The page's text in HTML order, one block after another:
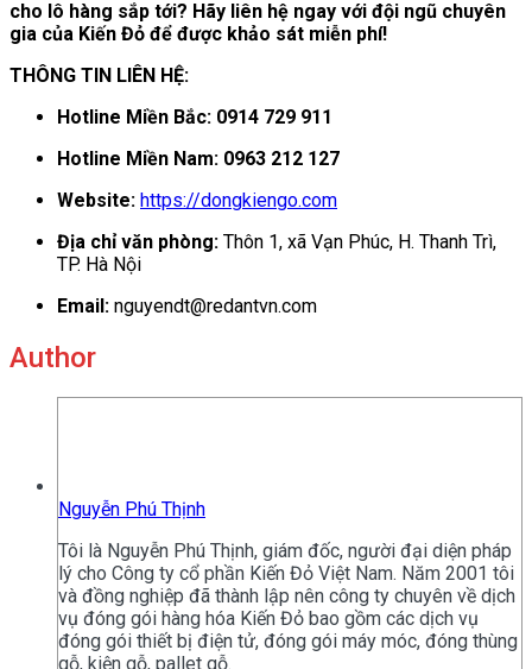
cho lô hàng sắp tới? Hãy liên hệ ngay với đội ngũ chuyên
gia của Kiến Đỏ để được khảo sát miễn phí!
THÔNG TIN LIÊN HỆ:
Hotline Miền Bắc: 0914 729 911
Hotline Miền Nam: 0963 212 127
Website: https://dongkiengo.com
Địa chỉ văn phòng: Thôn 1, xã Vạn Phúc, H. Thanh Trì,
TP. Hà Nội
Email: nguyendt@redantvn.com
Author
Nguyễn Phú Thịnh
Tôi là Nguyễn Phú Thịnh, giám đốc, người đại diện pháp
lý cho Công ty cổ phần Kiến Đỏ Việt Nam. Năm 2001 tôi
và đồng nghiệp đã thành lập nên công ty chuyên về dịch
vụ đóng gói hàng hóa Kiến Đỏ bao gồm các dịch vụ
đóng gói thiết bị điện tử, đóng gói máy móc, đóng thùng
gỗ, kiện gỗ, pallet gỗ.